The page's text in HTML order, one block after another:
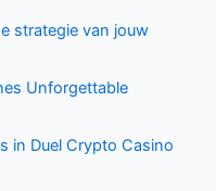
strategie van jouw
Unforgettable
in Duel Crypto Casino